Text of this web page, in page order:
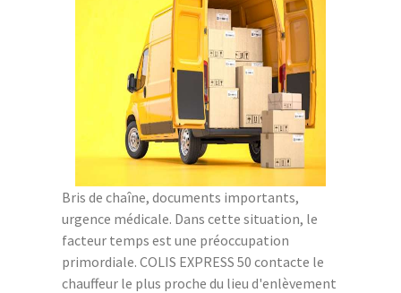
Bris de chaîne, documents importants,
urgence médicale. Dans cette situation, le
facteur temps est une préoccupation
primordiale. COLIS EXPRESS 50 contacte le
chauffeur le plus proche du lieu d'enlèvement